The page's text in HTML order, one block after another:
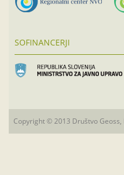
SOFINANCERJI
Copyright © 2013 Društvo